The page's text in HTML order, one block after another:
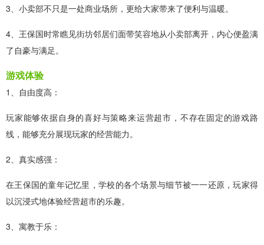
3、小卖部不只是一处商业场所，更给大家带来了便利与温暖。
4、王保国时常瞧见街坊邻居们面带笑容地从小卖部离开，内心便盈满
了自豪与满足。
游戏体验
1、自由度高：
玩家能够依据自身的喜好与策略来运营超市，不存在固定的游戏路
线，能够充分展现玩家的经营能力。
2、真实感强：
在王保国的童年记忆里，学校的各个场景与细节被一一还原，玩家得
以沉浸式地体验经营超市的乐趣。
3、寓教于乐：